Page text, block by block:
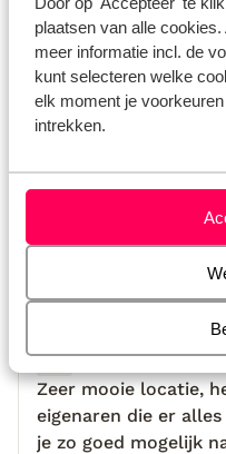
plaatsen van alle cookies.
meer informatie incl. de
kunt selecteren welke
elk moment je
intrekken.
Verzorging
Huurauto
Dit zijn 100% echte
Meer
106 ervaringen
9.7 Fantastisch
Zeer mooie locatie,
eigenaren die er
je zo goed mogelijk
Zeer mooie locatie,
eigenaren die er
je zo goed mogelijk